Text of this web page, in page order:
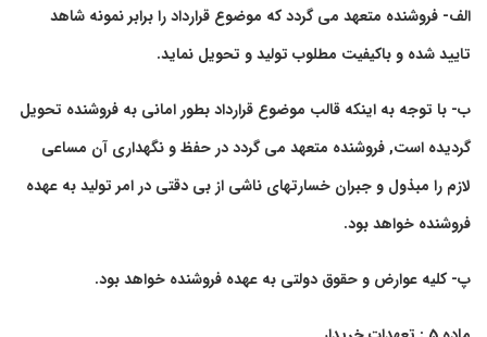
الف- فروشنده متعهد می گردد که موضوع قرارداد را برابر نمونه شاهد
تایید شده و باکیفیت مطلوب تولید و تحویل نماید.
ب- با توجه به اینکه قالب موضوع قرارداد بطور امانی به فروشنده تحویل
گردیده است, فروشنده متعهد می گردد در حفظ و نگهداری آن مساعی
لازم را مبذول و جبران خسارتهای ناشی از بی دقتی در امر تولید به عهده
فروشنده خواهد بود.
پ- کلیه عوارض و حقوق دولتی به عهده فروشنده خواهد بود.